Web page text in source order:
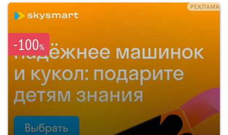
-100%